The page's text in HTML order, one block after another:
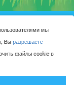
© 2016-
мы
Выразрешаете
файлы cookie в